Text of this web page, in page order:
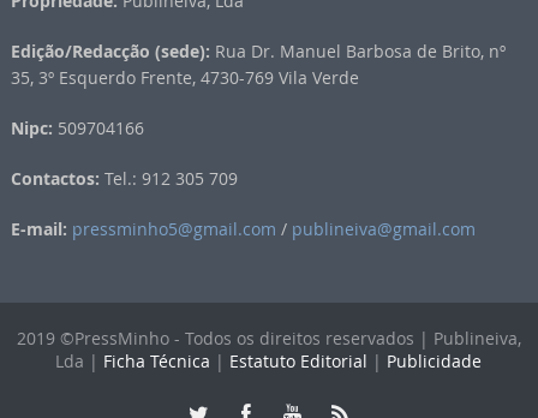
Edição/Redacção (sede): Rua Dr. Manuel Barbosa de Brito, nº
35, 3º Esquerdo Frente, 4730-769 Vila Verde
Nipc: 509704166
Contactos: Tel.: 912 305 709
E-mail: pressminho5@gmail.com / publineiva@gmail.com
2019 ©PressMinho - Todos os direitos reservados | Publineiva,
Lda | Ficha Técnica | Estatuto Editorial | Publicidade